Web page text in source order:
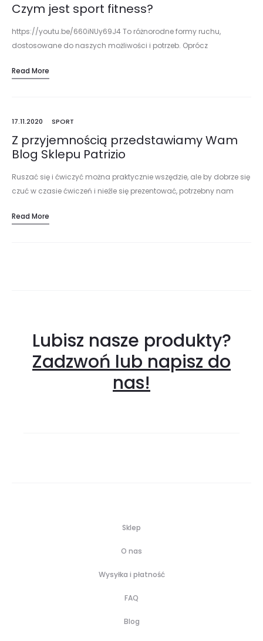
Czym jest sport fitness?
https://youtu.be/660iNUy69J4 To różnorodne formy ruchu,
dostosowane do naszych możliwości i potrzeb. Oprócz
jogging, pływanie, spacery i wszystkie inne formy, które dają
Read More
17.11.2020 SPORT
Z przyjemnością przedstawiamy Wam
Blog Sklepu Patrizio
Ruszać się i ćwiczyć można praktycznie wszędzie, ale by dobrze się
czuć w czasie ćwiczeń i nieźle się prezentować, potrzebny nam
Read More
Lubisz nasze produkty?
Zadzwoń lub napisz do
nas!
Sklep
O nas
Wysyłka i płatność
FAQ
Blog